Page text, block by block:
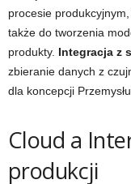
procesie
także do tworzenia
produkty. Integracja z
zbieranie danych z
dla koncepcji
Cloud a
produkcji